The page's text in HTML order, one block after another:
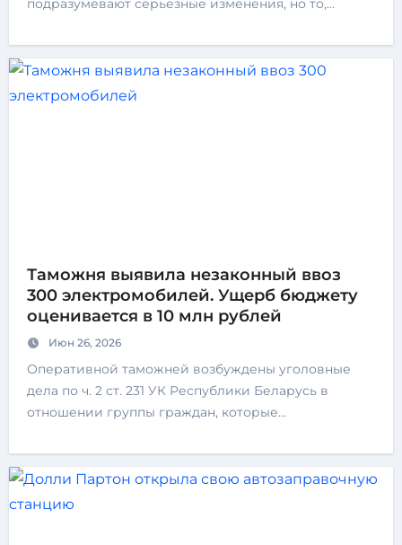
подразумевают серьезные изменения, но то,…
Таможня выявила незаконный ввоз
300 электромобилей. Ущерб бюджету
оценивается в 10 млн рублей
Июн 26, 2026
Оперативной таможней возбуждены уголовные
дела по ч. 2 ст. 231 УК Республики Беларусь в
отношении группы граждан, которые…